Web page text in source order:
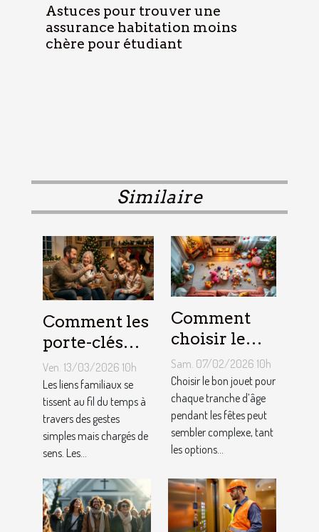
Astuces pour trouver une
assurance habitation moins
chère pour étudiant
Similaire
Comment les
porte-clés
personnalisés
peuvent
renforcer les
liens
familiaux ?
Ven. 13/03/2026 10h
Les liens familiaux se
tissent au fil du temps à
travers des gestes
simples mais chargés de
sens. Les...
Comment
choisir le
jouet idéal
pour chaque
âge lors des
fêtes ?
Sam. 07/02/2026 10h
Choisir le bon jouet pour
chaque tranche d’âge
pendant les fêtes peut
sembler complexe, tant
les options...